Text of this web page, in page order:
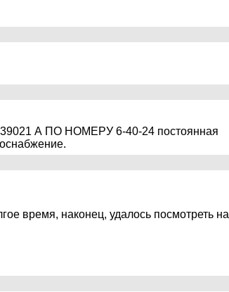
39021 А ПО НОМЕРУ 6-40-24 постоянная
время, наконец, удалось посмотреть на